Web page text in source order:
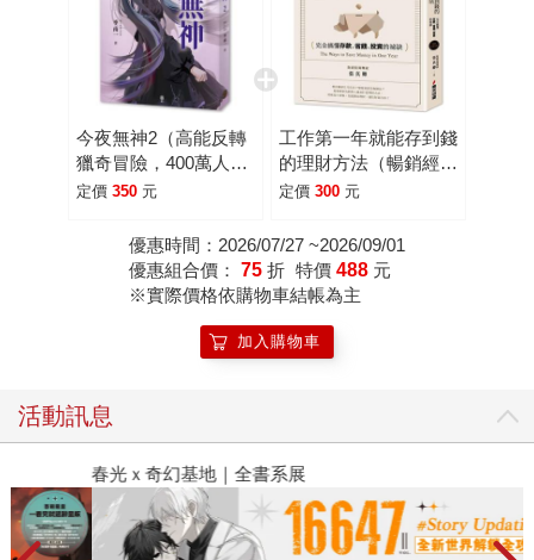
今夜無神2（高能反轉
獵奇冒險，400萬人大
呼過癮的無限流小
定價 350 元
工作第一年就能存到錢
的理財方法（暢銷經典
改版）：完全搞懂存
定價 300 元
優惠時間：2026/07/27 ~2026/09/01
優惠組合價： 75 折 特價 488 元
※實際價格依購物車結帳為主
加入購物車
活動訊息
春光ｘ奇幻基地｜全書系展